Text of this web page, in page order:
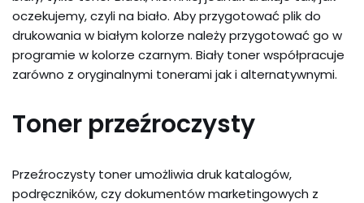
oczekujemy, czyli na biało. Aby przygotować plik do
drukowania w białym kolorze należy przygotować go w
programie w kolorze czarnym. Biały toner współpracuje
zarówno z oryginalnymi tonerami jak i alternatywnymi.
Toner przeźroczysty
Przeźroczysty toner umożliwia druk katalogów,
podręczników, czy dokumentów marketingowych z